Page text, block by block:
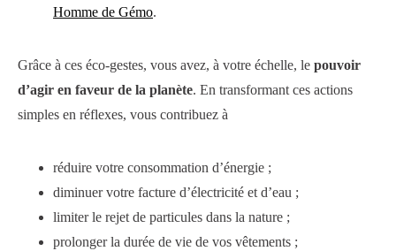
Homme de Gémo.
Grâce à ces éco-gestes, vous avez, à votre échelle, le pouvoir
d’agir en faveur de la planète. En transformant ces actions
simples en réflexes, vous contribuez à
réduire votre consommation d’énergie ;
diminuer votre facture d’électricité et d’eau ;
limiter le rejet de particules dans la nature ;
prolonger la durée de vie de vos vêtements ;